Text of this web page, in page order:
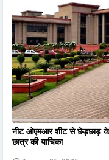
नीट ओएमआर शीट से छेड़छाड़ के
छात्र की याचिका